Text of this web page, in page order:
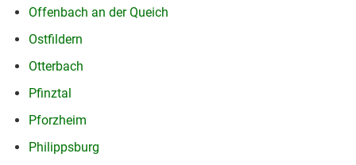
Offenbach an der Queich
Ostfildern
Otterbach
Pfinztal
Pforzheim
Philippsburg